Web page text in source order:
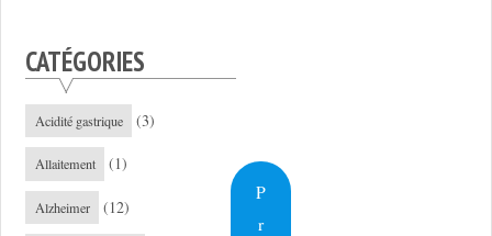
CATÉGORIES
Acidité gastrique (3)
Allaitement (1)
Alzheimer (12)
P
r